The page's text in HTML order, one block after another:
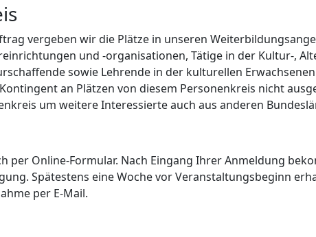
vergeben wir die Plätze in unseren
und -organisationen, Tätige in der Kultur-,
sowie Lehrende in der kulturellen
an Plätzen von diesem Personenkreis nicht
um weitere Interessierte auch aus anderen
per Online-Formular. Nach Eingang Ihrer Anmeldung
Spätestens eine Woche vor Veranstaltungsbeginn
per E-Mail.